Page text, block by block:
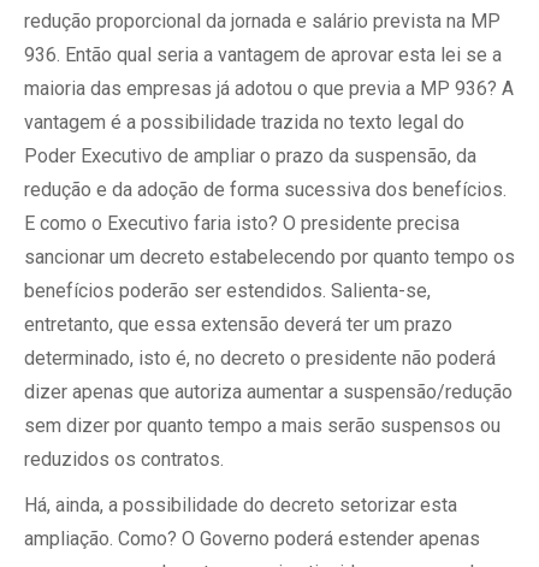
redução proporcional da jornada e salário prevista na MP
936. Então qual seria a vantagem de aprovar esta lei se a
maioria das empresas já adotou o que previa a MP 936? A
vantagem é a possibilidade trazida no texto legal do
Poder Executivo de ampliar o prazo da suspensão, da
redução e da adoção de forma sucessiva dos benefícios.
E como o Executivo faria isto? O presidente precisa
sancionar um decreto estabelecendo por quanto tempo os
benefícios poderão ser estendidos. Salienta-se,
entretanto, que essa extensão deverá ter um prazo
determinado, isto é, no decreto o presidente não poderá
dizer apenas que autoriza aumentar a suspensão/redução
sem dizer por quanto tempo a mais serão suspensos ou
reduzidos os contratos.
Há, ainda, a possibilidade do decreto setorizar esta
ampliação. Como? O Governo poderá estender apenas